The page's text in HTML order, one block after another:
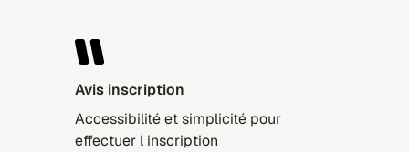
Avis inscription
Accessibilité et simplicité pour
effectuer l inscription